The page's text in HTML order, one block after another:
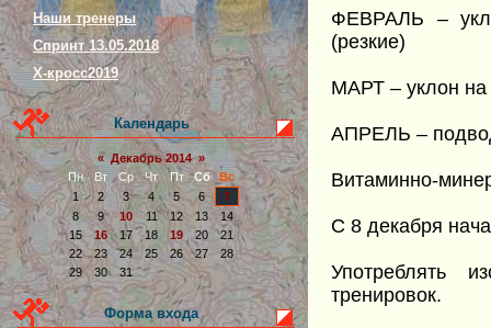
Наши тренеры
Спринт 13.05.2018
Х-кросс2019
Календарь
« Декабрь 2014 »
Пн
Вт Ср Чт Пт Сб
Вс
1
2 3 4 5 6
7
8
9 10 11 12 13
14
15
16 17 18 19 20
21
22
23 24 25 26 27
28
29
30 31
Форма входа
ФЕВРАЛЬ –
(резкие)
МАРТ – уклон на
АПРЕЛЬ –
Витаминно-
С 8 декабря
Употреблять
тренировок.